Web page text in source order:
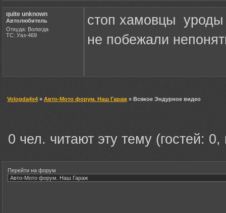
quite unknown
Автолюбитель
Откуда: Вологда
ТС: Уаз-469
стоп хамовцы уроды
не побежали
Vologda4x4 » Авто-Мото форум. Наш Гараж » Всякое Эндурное видео
0 чел. читают эту тему (гостей:
Перейти на форум